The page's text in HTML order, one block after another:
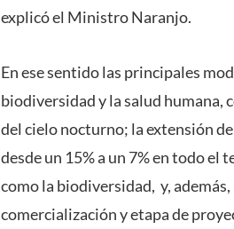
explicó el Ministro Naranjo.
En ese sentido las principales
biodiversidad y la salud humana,
del cielo nocturno; la extensión
desde un 15% a un 7% en todo
como la biodiversidad, y,
comercialización y etapa de